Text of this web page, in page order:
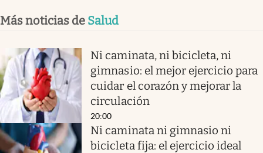
Más noticias de Salud
Ni caminata, ni bicicleta, ni
gimnasio: el mejor ejercicio para
cuidar el corazón y mejorar la
circulación
20:00
Ni caminata ni gimnasio ni
bicicleta fija: el ejercicio ideal